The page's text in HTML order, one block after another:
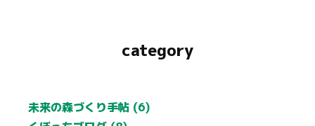
category
未来の森づくり手帖 (6)